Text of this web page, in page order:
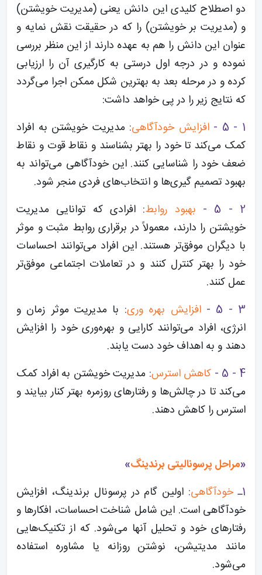
دو اصطلاح کلیدی این دانش یعنی (مدیریت خویشتن)
و (مدیریت بر خویشتن) را که در حقیقت نقش نمایه و
عنوان این دانش را هم به عهده دارند از این منظر بررسی
نموده و در درجه اول درستی به کارگیری آن را ارزیابی
کرده و در مرحله بعد به بهترین شکل ممکن اجرا می‌گردد
که نتایج زیر را در پی خواهد داشت:
1 - 5 -
افزایش خودآگاهی: مدیریت خویشتن به افراد
کمک می‌کند تا خود را بهتر بشناسند و نقاط قوت و نقاط
ضعف خود را شناسایی کنند. این خودآگاهی می‌تواند به
بهبود تصمیم گیری‌ها و انتخاب‌های فردی منجر شود.
2 - 5 -
بهبود روابط: افرادی که توانایی مدیریت
خویشتن را دارند، معمولاً در برقراری روابط مثبت و موثر
با دیگران موفق‌تر هستند. این افراد می‌توانند احساسات
خود را بهتر کنترل کنند و در تعاملات اجتماعی موفق‌تر
عمل کنند.
3 - 5 -
افزایش بهره وری: با مدیریت موثر زمان و
انرژی، افراد می‌توانند کارایی و بهره‌وری خود را افزایش
دهند و به اهداف خود دست یابند.
4 - 5 -
کاهش استرس: مدیریت خویشتن به افراد کمک
می‌کند تا در چالش‌ها و رفتارهای روزمره بهتر کنار بیایند و
استرس را کاهش دهند.
«مراحل پرسونالیتی برندینگ»
1ـ خودآگاهی: اولین گام در پرسونال برندینگ، افزایش
خودآگاهی است. این شامل شناخت احساسات، افکارها و
رفتارهای خود و تحلیل آنها می‌شود. که از تکنیک‌هایی
مانند مدیتیشن، نوشتن روزانه یا مشاوره استفاده
می‌شود.